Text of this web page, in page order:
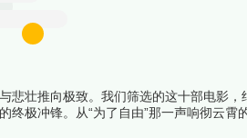
悲壮推向极致。我们筛选的这十部电影，
极冲锋。从“为了自由”那一声响彻云霄
辑一起来看看详细名单吧！